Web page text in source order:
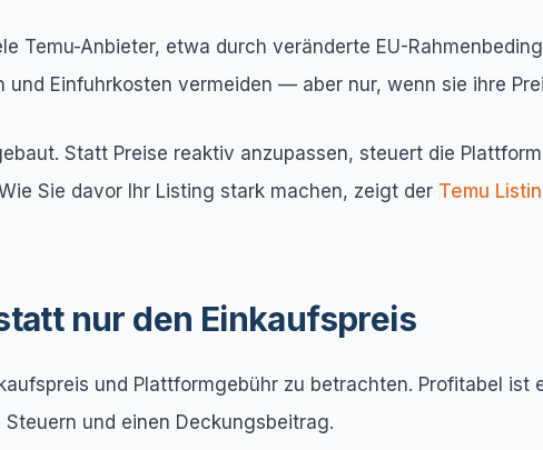
Temu-Anbieter, etwa durch veränderte EU-
Einfuhrkosten vermeiden — aber nur, wenn sie ihre
Statt Preise reaktiv anzupassen, steuert die
Sie davor Ihr Listing stark machen, zeigt der Temu
nur den Einkaufspreis
und Plattformgebühr zu betrachten. Profitabel ist
und einen Deckungsbeitrag.